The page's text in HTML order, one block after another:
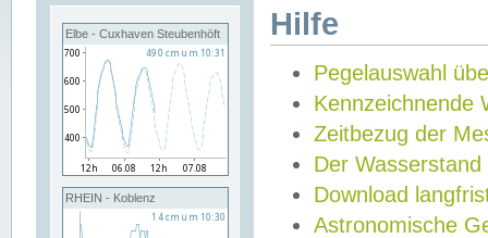
Elbe - Cuxhaven Steubenhöft
RHEIN - Koblenz
Hilfe
Pegelauswahl
Kennzeichnende
Zeitbezug der
Der Wasserstand
Download
Astronomische